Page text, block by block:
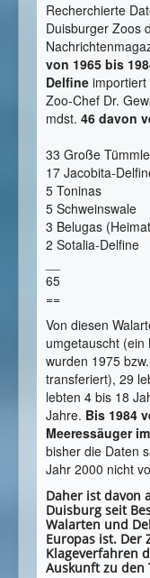
Recherchierte
Duisburger Zoos
von 1965 bis
Delfine importiert
Zoo-Chef Dr.
mdst. 46 davon
33 Große
17 Jacobita-
5 Toninas
5 Schweinswale
3 Belugas
2 Sotalia-Delfine
65
==
Von diesen
umgetauscht (ein
wurden 1975
transferiert), 29
lebten 4 bis 18
Jahre. Bis 1984
Meeressäuger
bisher die Daten
Jahr 2000 nicht
Daher ist davon
Duisburg seit
Walarten und
Europas ist. Der
Klageverfahren
Auskunft zu den